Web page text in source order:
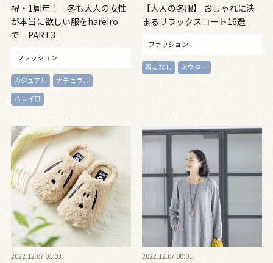
祝・1周年！ 冬も大人の女性
が本当に欲しい服をhareiro
で PART3
ファッション
カジュアル
ナチュラル
ハレイロ
【大人の冬服】 おしゃれに決
まるリラックスコート16選
ファッション
着こなし アウター
2022.12.07 01:03 2022.12.07 00:01